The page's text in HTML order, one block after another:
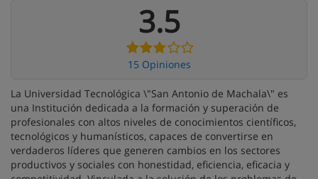
3.5
15 Opiniones
La Universidad Tecnológica \"San Antonio de Machala\" es
una Institución dedicada a la formación y superación de
profesionales con altos niveles de conocimientos científicos,
tecnológicos y humanísticos, capaces de convertirse en
verdaderos líderes que generen cambios en los sectores
productivos y sociales con honestidad, eficiencia, eficacia y